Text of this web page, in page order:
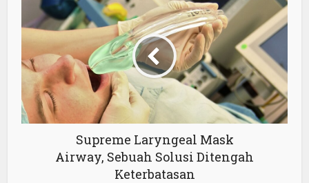
Supreme Laryngeal Mask
Airway, Sebuah Solusi Ditengah
Keterbatasan